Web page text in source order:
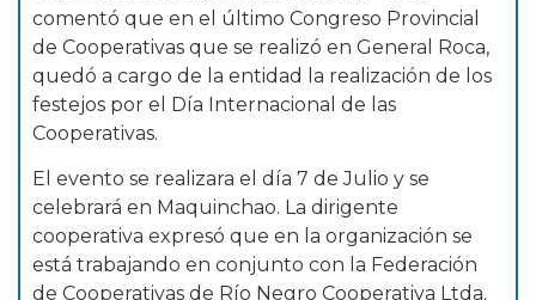
comentó que en el último Congreso Provincial
de Cooperativas que se realizó en General Roca,
quedó a cargo de la entidad la realización de los
festejos por el Día Internacional de las
Cooperativas.
El evento se realizara el día 7 de Julio y se
celebrará en Maquinchao. La dirigente
cooperativa expresó que en la organización se
está trabajando en conjunto con la Federación
de Cooperativas de Río Negro Cooperativa Ltda.